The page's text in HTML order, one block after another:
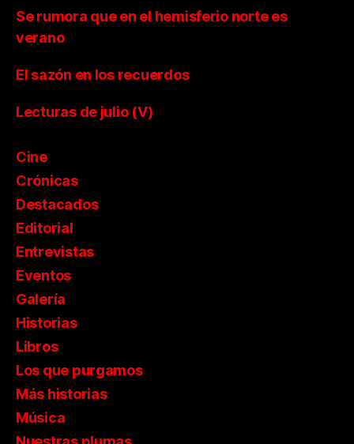
Se rumora que en el hemisferio norte es
verano
El sazón en los recuerdos
Lecturas de julio (V)
Cine
Crónicas
Destacados
Editorial
Entrevistas
Eventos
Galería
Historias
Libros
Los que purgamos
Más historias
Música